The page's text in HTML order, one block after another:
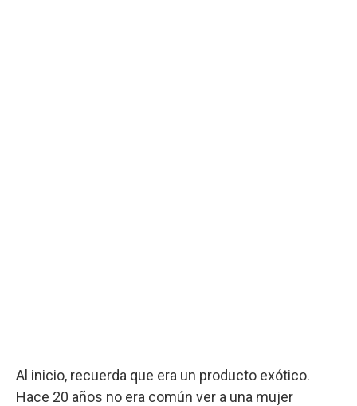
Al inicio, recuerda que era un producto exótico.
Hace 20 años no era común ver a una mujer